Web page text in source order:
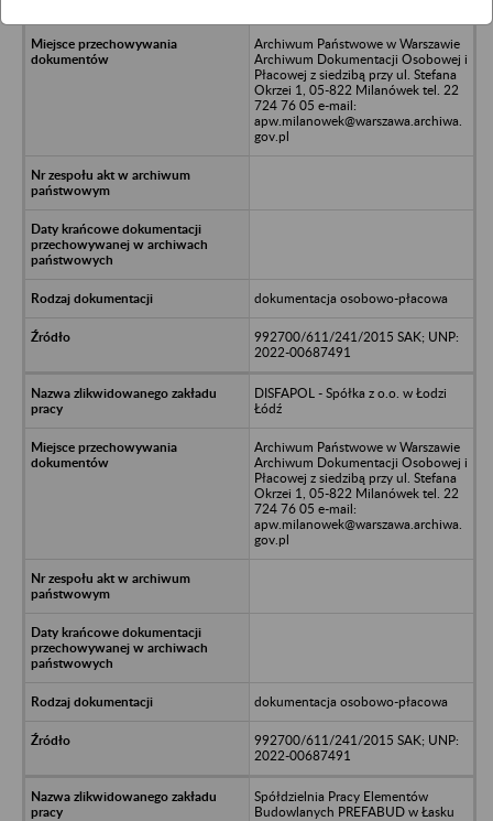
Archiwum Państwowe w Warszawie
Archiwum Dokumentacji Osobowej i
Płacowej z siedzibą przy ul. Stefana
Okrzei 1, 05-822 Milanówek tel. 22
724 76 05 e-mail:
apw.milanowek@warszawa.archiwa.
gov.pl
dokumentacja osobowo-płacowa
992700/611/241/2015 SAK; UNP:
2022-00687491
DISFAPOL - Spółka z o.o. w Łodzi
Łódź
Archiwum Państwowe w Warszawie
Archiwum Dokumentacji Osobowej i
Płacowej z siedzibą przy ul. Stefana
Okrzei 1, 05-822 Milanówek tel. 22
724 76 05 e-mail:
apw.milanowek@warszawa.archiwa.
gov.pl
dokumentacja osobowo-płacowa
992700/611/241/2015 SAK; UNP:
2022-00687491
Spółdzielnia Pracy Elementów
Budowlanych PREFABUD w Łasku